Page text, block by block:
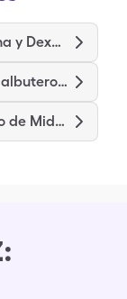
Tobramicina y Dexametasona
Sulfato de albuterol hfa
Clorhidrato de Midodrina